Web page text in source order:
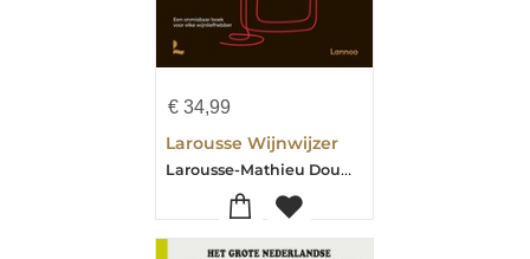
€ 34,99
Larousse Wijnwijzer
Larousse-Mathieu Doumenge